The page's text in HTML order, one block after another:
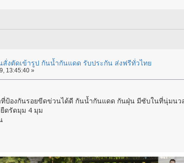
สั่งตัดเข้ารูป กันน้ำกันแดด รับประกัน ส่งฟรีทั่วไทย
13:45:40 »
ที่ป้องกันรอยขีดข่วนได้ดี กันน้ำกันแดด กันฝุ่น มีซับในที่นุ่มนว
ดรัดมุม 4 มุม